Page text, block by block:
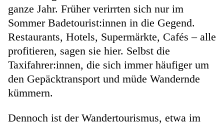
ganze Jahr. Früher verirrten sich nur im
Sommer Badetourist:innen in die Gegend.
Restaurants, Hotels, Supermärkte, Cafés – alle
profitieren, sagen sie hier. Selbst die
Taxifahrer:innen, die sich immer häufiger um
den Gepäcktransport und müde Wandernde
kümmern.
Dennoch ist der Wandertourismus, etwa im